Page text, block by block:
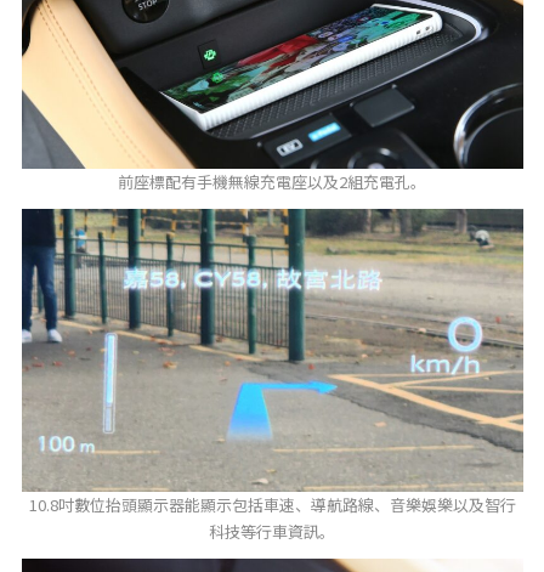
前座標配有手機無線充電座以及2組充電孔。
10.8吋數位抬頭顯示器能顯示包括車速、導航路線、音樂娛樂以及智行
科技等行車資訊。